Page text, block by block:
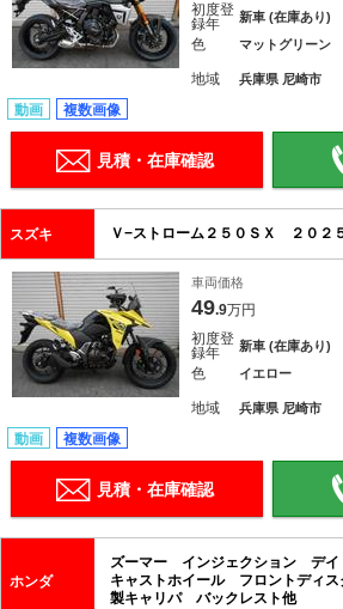
初度登
録年
新車 (在庫あり)
色 マットグリーン
地域 兵庫県 尼崎市
動画 複数画像
見積・在庫確認
スズキ Ｖ−ストローム２５０ＳＸ ２０２
車両価格
49.9万円
初度登
録年
新車 (在庫あり)
色 イエロー
地域 兵庫県 尼崎市
動画 複数画像
見積・在庫確認
ホンダ
ズーマー インジェクション デ
キャストホイール フロントディ
製キャリパ バックレスト他